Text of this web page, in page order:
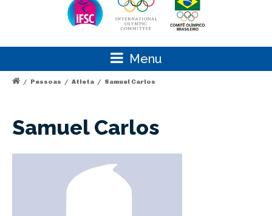
Menu
/ Pessoas / Atleta / Samuel Carlos
Samuel Carlos